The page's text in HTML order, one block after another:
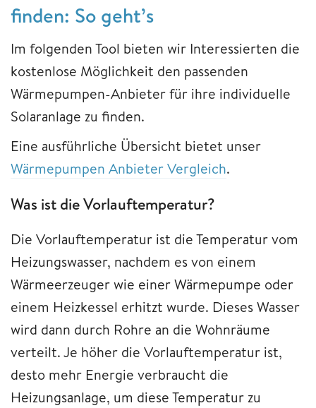
finden: So geht’s
Im folgenden Tool bieten wir Interessierten die
kostenlose Möglichkeit den passenden
Wärmepumpen-Anbieter für ihre individuelle
Solaranlage zu finden.
Eine ausführliche Übersicht bietet unser
Wärmepumpen Anbieter Vergleich.
Was ist die Vorlauftemperatur?
Die Vorlauftemperatur ist die Temperatur vom
Heizungswasser, nachdem es von einem
Wärmeerzeuger wie einer Wärmepumpe oder
einem Heizkessel erhitzt wurde. Dieses Wasser
wird dann durch Rohre an die Wohnräume
verteilt. Je höher die Vorlauftemperatur ist,
desto mehr Energie verbraucht die
Heizungsanlage, um diese Temperatur zu